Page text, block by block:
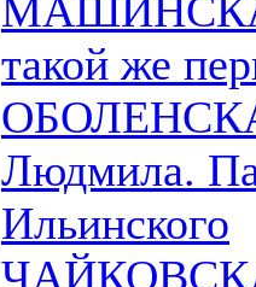
такой же
Людмила.
Ильинского